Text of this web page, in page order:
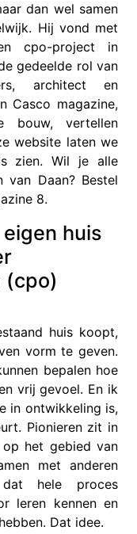
dan wel samen
Hij vond met
cpo-project in
gedeelde rol van
architect en
Casco magazine,
bouw, vertellen
website laten we
zien. Wil je alle
Daan? Bestel
8.
huis
(cpo)
huis koopt,
vorm te geven.
bepalen hoe
vrij gevoel. En ik
in ontwikkeling is,
Pionieren zit in
het gebied van
met anderen
dat hele proces
leren kennen en
Dat idee.